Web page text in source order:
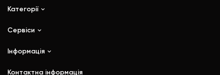
Категорії
iPhone
iPad
Сервіси
Ремонт
Trade In
Інформація
Контактна інформація